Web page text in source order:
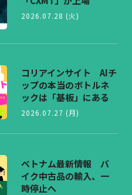
2026.07.28 (火)
コリアインサイト AIチ
ップの本当のボトルネ
ックは「基板」にある
2026.07.27 (月)
ベトナム最新情報 バ
イク中古品の輸入、一
時停止へ